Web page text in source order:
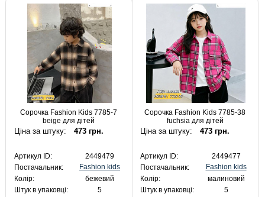
Сорочка Fashion Kids 7785-7
beige для дітей
Ціна за штуку: 473 грн.
Артикул ID:
2449479
Постачальник:
Fashion kids
Колір:
бежевий
Штук в упаковці:
5
Сорочка Fashion Kids 7785-38
fuchsia для дітей
Ціна за штуку: 473 грн.
Артикул ID:
2449477
Постачальник:
Fashion kids
Колір:
малиновий
Штук в упаковці:
5